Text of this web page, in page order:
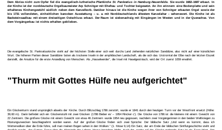
Dem Abriss nicht zum Opfer fiel die evangelisch-lutherischePfarrkirche St. Pankratius in Hamburg-Neuenfelde . Sie wurde 1682–1687 erbaut. In
der Kirche ist der norddeutsche Orgelbaumeister Arp Schnitger mit Ehefrau und Tochter beigesetzt. An ihn erinnern eine Bodenplatte und sein
erhaltenes Kirchengestühl südlich neben dem Kanzelkorb. Darüber hinaus ist die Kirche wegen ihrer von Schnitger erbauten Orgel sowie der
bis 1731 vollendeten, einheitlichen barocken Ausstattung – u. a. mit Norddeutschlands ältestem Kanzelaltar – sehenswert. Die Kirche ist als
Backsteinsaalbau mit einem dreiseitigen Ostschluss erbaut. Der Raum ist siebenachsig mit Eingängen im Westen und in der Querachse. Von
dem Vorgängerbau ist nichts erhalten geblieben.
Die evangelische St. Pankratiuskirche steht auf der höchsten Stelle einer sich weit durchs Land ziehenden natürlichen Sanddüne, also nicht auf einer künstlichen
Wurt. Die höheren Partien dieser Sanddüne boten als trockene Inseln in der amphibischen Landschaft, als die sich das Urstromtal der Elbe nach der letzten Eiszeit
darstellt, die Ansätze für die erste Ansiedlung von Menschen. Als „Hasselwerder“, die Insel mit Haselgesträuch, wird der Ort zuerst 1059 erwähnt.
"Thurm mit Gottes Hülfe neu aufgerichtet"
Ein Glockenturm stand ursprünglich abseits der Kirche. Durch Blitzschlag 1786 zerstört, wurde er 1841 durch den heutigen Turm vor der Westfront ersetzt (Höhe:
39,60 m). Darin befindet sich ein Glockenstuhl mit zwei Glocken (1786 Bieber es‘ – 1954 Rincker c‘). Die Glocke von 1786 ist die kleinere mit einem Gewicht von
22 Zentnern. Die größere Glocke mit einem Gewicht von etwa 46 Zentnern wurde 1954 neu gegossen, nachdem zwei Vorgängerinnen in den beiden Weltkriegen zu
Rüstungszwecken beschlagnahmt worden waren. Auf der großen Glocke finden sich zwei Sprüche: Der biblische Satz „Und wenn es kommt, dass ich
Wetterwolken über die Erde führe, soll man meinen Bogen sehen in den Wolken.“ (1. Mose 9,14) Ein Satz, der am Ende der biblischen Sintflutgeschichte steht und